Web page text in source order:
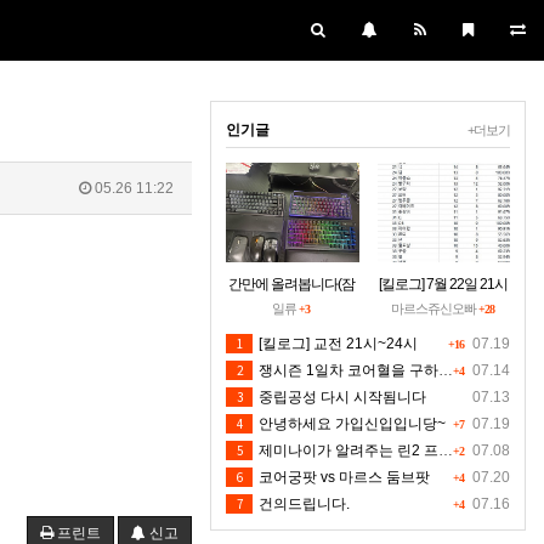
05.26 11:22
프린트 신고
+더보기
인기글
간만에 올려봅니다(잠
시 집에들러)
일류+3
[킬로그] 7월 22일 21시
~24시30분 [수정본]
마르스쥬신오빠+28
+16 07.19
1 [킬로그] 교전 21시~24시
+4 07.14
2
쟁시즌 1일차 코어혈을 구하소서
07.13
3 중립공성 다시 시작됨니다
+7 07.19
4 안녕하세요 가입신입입니당~
+2 07.08
5 제미나이가 알려주는 린2 프리서버 렉 클라팅김 대처법입니다 저도 신뢰는 안하지만 한번 해보시길 유저분들의 마음입니다 ^^
+4 07.20
6 코어궁팟 vs 마르스 둠브팟
+4 07.16
7 건의드립니다.